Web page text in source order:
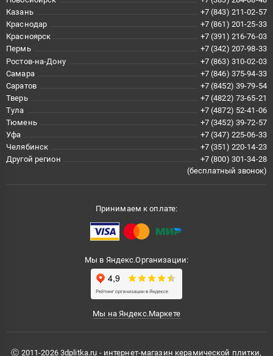
Казань
+7 (843) 211-02-57
Краснодар
+7 (861) 201-25-33
Красноярск
+7 (391) 216-76-03
Пермь
+7 (342) 207-98-33
Ростов-на-Дону
+7 (863) 310-02-03
Самара
+7 (846) 375-94-33
Саратов
+7 (8452) 39-79-54
Тверь
+7 (4822) 73-65-21
Тула
+7 (4872) 52-41-06
Тюмень
+7 (3452) 39-72-57
Уфа
+7 (347) 225-06-33
Челябинск
+7 (351) 220-14-23
Другой регион
+7 (800) 301-34-28
(бесплатный звонок)
Принимаем к оплате:
Мы в Яндекс.Организации:
Мы на Яндекс.Маркете
Ⓒ 2011-2026 3dplitka.ru - интернет-магазин керамической плитки,